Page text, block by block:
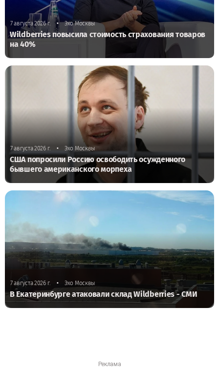
7 августа 2026 г. • Эхо Москвы
Wildberries повысила стоимость страхования товаров
на 40%
7 августа 2026 г. • Эхо Москвы
США попросили Россию освободить осужденного
бывшего американского морпеха
7 августа 2026 г. • Эхо Москвы
В Екатеринбурге атаковали склад Wildberries - СМИ